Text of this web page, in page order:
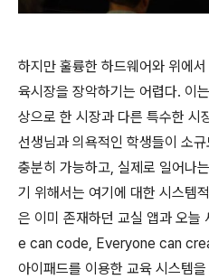
하지만 훌륭한 하드웨어와 위에
육시장을 장악하기는 어렵다. 이
상으로 한 시장과 다른 특수한 시
선생님과 의욕적인 학생들이 소
충분히 가능하고, 실제로 일어나
기 위해서는 여기에 대한 시스템
은 이미 존재하던 교실 앱과 오
e can code, Everyone can
아이패드를 이용한 교육 시스템